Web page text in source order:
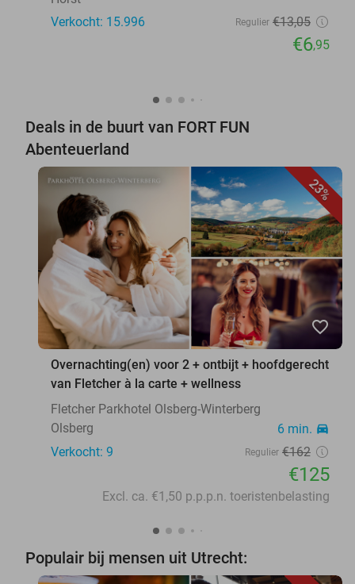
Verkocht: 15.996
Regulier €13,05
€6,95
Deals in de buurt van FORT FUN
Abenteuerland
23%
favorite_border
Overnachting(en) voor 2 + ontbijt + hoofdgerecht
van Fletcher à la carte + wellness
Fletcher Parkhotel Olsberg-Winterberg
Olsberg
6 min. directions_car
Verkocht: 9 Regulier €162
€125
Excl. ca. €1,50 p.p.p.n. toeristenbelasting
Populair bij mensen uit Utrecht: